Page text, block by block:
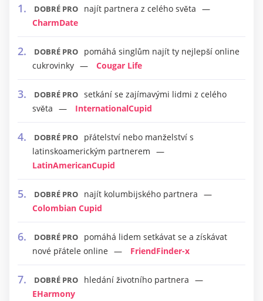
DOBRÉ PRO
najít partnera z celého světa
CharmDate
DOBRÉ PRO
pomáhá singlům najít ty nejlepší online
cukrovinky
Cougar Life
DOBRÉ PRO setkání se zajímavými lidmi z celého
světa
InternationalCupid
DOBRÉ PRO
přátelství nebo manželství s
latinskoamerickým partnerem
LatinAmericanCupid
DOBRÉ PRO
najít kolumbijského partnera
Colombian Cupid
DOBRÉ PRO
pomáhá lidem setkávat se a získávat
nové přátele online
FriendFinder-x
DOBRÉ PRO
hledání životního partnera
EHarmony